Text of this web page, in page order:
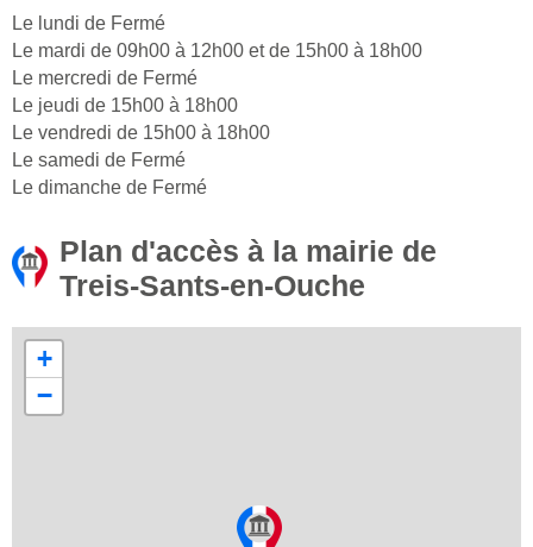
Le lundi de Fermé
Le mardi de 09h00 à 12h00 et de 15h00 à 18h00
Le mercredi de Fermé
Le jeudi de 15h00 à 18h00
Le vendredi de 15h00 à 18h00
Le samedi de Fermé
Le dimanche de Fermé
Plan d'accès à la mairie de
Treis-Sants-en-Ouche
+
−